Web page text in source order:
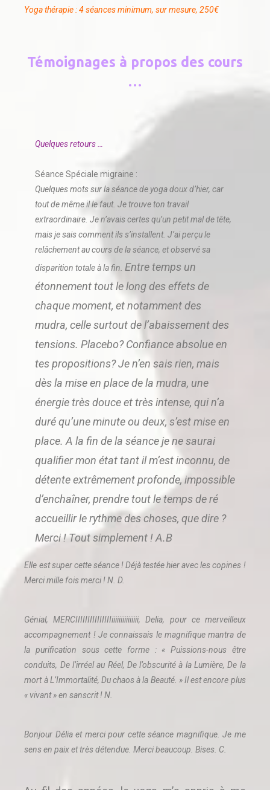
Yoga thérapie : 4 séances minimum, sur mesure, 250€
Témoignages à propos des cours
…
Quelques retours …
Séance Spéciale migraine :
Quelques mots sur la séance de yoga doux d’hier, car
tout de même il le faut. Je trouve ton travail
extraordinaire. Je n’avais certes qu’un petit mal de tête,
mais je sais comment ils s’installent. J’ai perçu le
relâchement au cours de la séance, et observé sa
disparition totale à la fin. Entre temps un
étonnement tout le long des effets de
chaque moment, et notamment des
mudra, celle surtout de l’abaissement des
tensions. Placebo? Confiance absolue en
tes propositions? Je n’en sais rien, mais
dès la mise en place de la mudra, une
énergie très douce et très intense, qui n’a
duré qu’une minute ou deux, s’est mise en
place. A la fin de la séance je ne saurai
qualifier mon état tant il m’est inconnu, de
détente extrêmement profonde, impossible
d’enchaîner, prendre tout le temps de ré
accueillir le rythme des choses, que dire ?
Merci ! Tout simplement ! A.B
Elle est super cette séance ! Déjà testée hier avec les copines !
Merci mille fois merci ! N. D.
Génial, MERCIIIIIIIIIIIIIIIiiiiiiiiiiiiiii, Delia, pour ce merveilleux
accompagnement ! Je connaissais le magnifique mantra de
la purification sous cette forme : « Puissions-nous être
conduits, De l’irréel au Réel, De l’obscurité à la Lumière, De la
mort à L’Immortalité, Du chaos à la Beauté. » Il est encore plus
« vivant » en sanscrit ! N.
Bonjour Délia et merci pour cette séance magnifique. Je me
sens en paix et très détendue. Merci beaucoup. Bises. C.